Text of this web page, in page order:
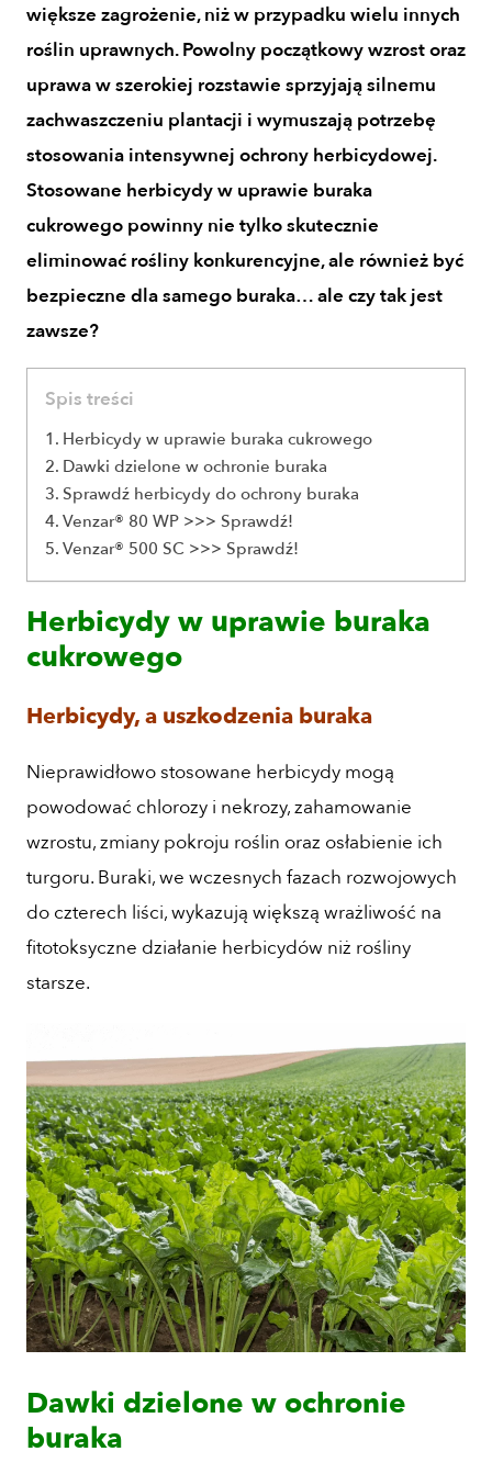
większe zagrożenie, niż w przypadku wielu innych
roślin uprawnych. Powolny początkowy wzrost oraz
uprawa w szerokiej rozstawie sprzyjają silnemu
zachwaszczeniu plantacji i wymuszają potrzebę
stosowania intensywnej ochrony herbicydowej.
Stosowane herbicydy w uprawie buraka
cukrowego powinny nie tylko skutecznie
eliminować rośliny konkurencyjne, ale również być
bezpieczne dla samego buraka… ale czy tak jest
zawsze?
Spis treści
Herbicydy w uprawie buraka cukrowego
Dawki dzielone w ochronie buraka
Sprawdź herbicydy do ochrony buraka
Venzar® 80 WP >>> Sprawdź!
Venzar® 500 SC >>> Sprawdź!
Herbicydy w uprawie buraka
cukrowego
Herbicydy, a uszkodzenia buraka
Nieprawidłowo stosowane herbicydy mogą
powodować chlorozy i nekrozy, zahamowanie
wzrostu, zmiany pokroju roślin oraz osłabienie ich
turgoru. Buraki, we wczesnych fazach rozwojowych
do czterech liści, wykazują większą wrażliwość na
fitotoksyczne działanie herbicydów niż rośliny
starsze.
Dawki dzielone w ochronie
buraka